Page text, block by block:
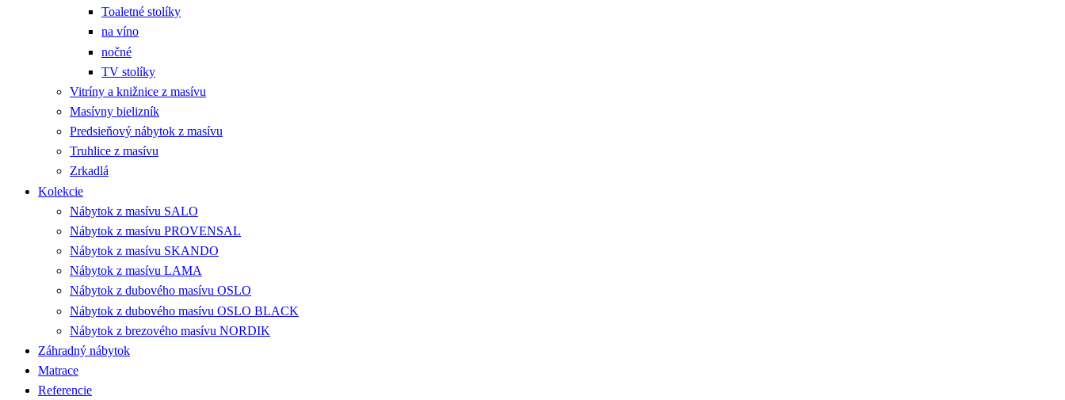
Toaletné stolíky
na víno
nočné
TV stolíky
Vitríny a knižnice z masívu
Masívny bielizník
Predsieňový nábytok z masívu
Truhlice z masívu
Zrkadlá
Kolekcie
Nábytok z masívu SALO
Nábytok z masívu PROVENSAL
Nábytok z masívu SKANDO
Nábytok z masívu LAMA
Nábytok z dubového masívu OSLO
Nábytok z dubového masívu OSLO BLACK
Nábytok z brezového masívu NORDIK
Záhradný nábytok
Matrace
Referencie